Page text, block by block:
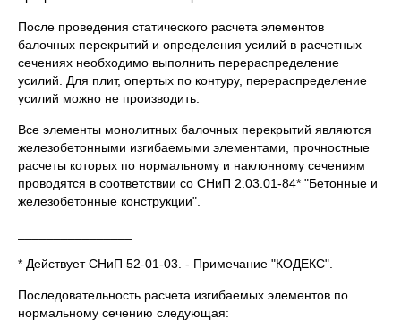
После проведения статического расчета элементов
балочных перекрытий и определения усилий в расчетных
сечениях необходимо выполнить перераспределение
усилий. Для плит, опертых по контуру, перераспределение
усилий можно не производить.
Все элементы монолитных балочных перекрытий являются
железобетонными изгибаемыми элементами, прочностные
расчеты которых по нормальному и наклонному сечениям
проводятся в соответствии со СНиП 2.03.01-84* "Бетонные и
железобетонные конструкции".
* Действует СНиП 52-01-03. - Примечание "КОДЕКС".
Последовательность расчета изгибаемых элементов по
нормальному сечению следующая: